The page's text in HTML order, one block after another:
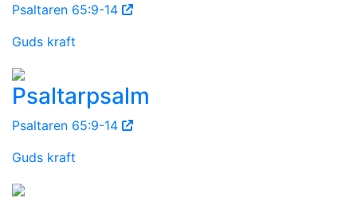
Psaltaren 65:9-14
Guds kraft
Psaltarpsalm
Psaltaren 65:9-14
Guds kraft